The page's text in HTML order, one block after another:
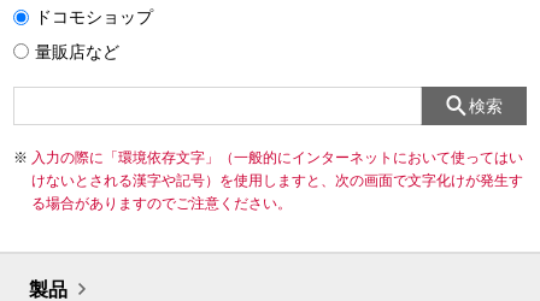
ドコモショップ
量販店など
検索
入力の際に「環境依存文字」（一般的にインターネットにおいて使ってはい
けないとされる漢字や記号）を使用しますと、次の画面で文字化けが発生す
る場合がありますのでご注意ください。
製品